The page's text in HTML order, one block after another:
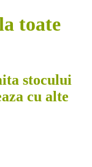
toate
stocului
cu alte